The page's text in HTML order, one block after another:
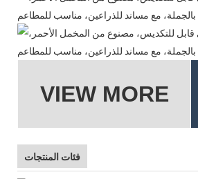
VIEW MORE
فئات المنتجات